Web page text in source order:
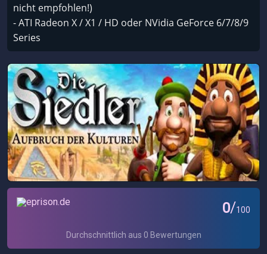
nicht empfohlen!)
- ATI Radeon X / X1 / HD oder NVidia GeForce 6/7/8/9
Series